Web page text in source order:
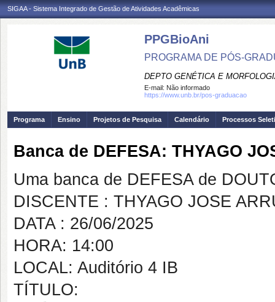
SIGAA - Sistema Integrado de Gestão de Atividades Acadêmicas
PPGBioAni
PROGRAMA DE PÓS-
DEPTO GENÉTICA E
E-mail: Não informado
https://www.unb.br/pos-graduacao
Programa Ensino Projetos de Pesquisa Calendário Processos
Banca de DEFESA: THYAGO
Uma banca de DEFESA de
DISCENTE : THYAGO JOSE
DATA : 26/06/2025
HORA: 14:00
LOCAL: Auditório 4 IB
TÍTULO: